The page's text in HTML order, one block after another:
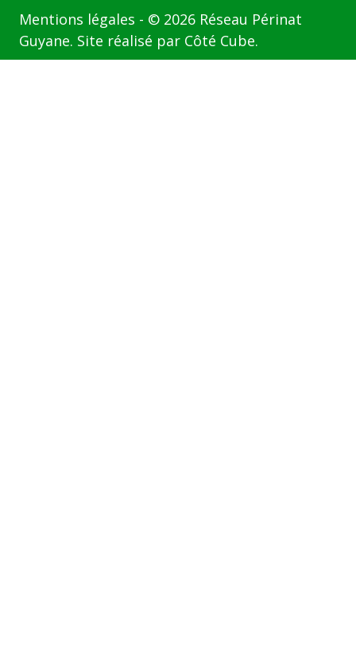
Mentions légales - © 2026 Réseau Périnat
Guyane. Site réalisé par Côté Cube.